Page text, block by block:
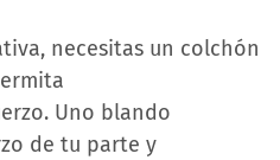
necesitas un colchón
Uno blando
de tu parte y